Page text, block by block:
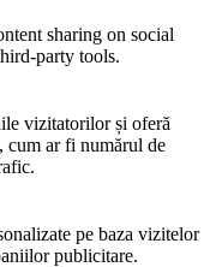
sharing on social
party tools.
vizitatorilor și oferă
cum ar fi numărul de
pe baza vizitelor
publicitare.